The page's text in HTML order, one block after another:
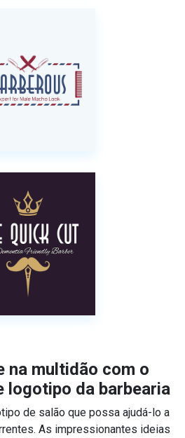
na multidão com o
logotipo da barbearia
de salão que possa ajudá-lo a
As impressionantes ideias